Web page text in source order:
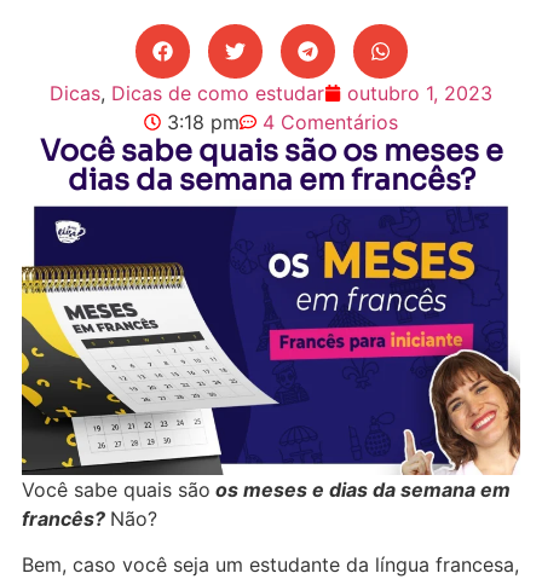
Dicas, Dicas de como estudar
outubro 1, 2023
3:18 pm
4 Comentários
Você sabe quais são os meses e
dias da semana em francês?
Você sabe quais são os meses e dias da semana em
francês? Não?
Bem, caso você seja um estudante da língua francesa,